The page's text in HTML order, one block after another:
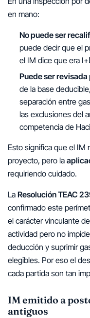
en mano:
No puede ser
puede decir que el
el IM dice que era
Puede ser
de la base
separación entre
las exclusiones del
competencia de
Esto significa que el IM
proyecto, pero la
requiriendo cuidado.
La Resolución TEAC
confirmado este
el carácter vinculante
actividad pero no
deducción y suprimir
elegibles. Por eso el
cada partida son tan
IM emitido a
antiguos